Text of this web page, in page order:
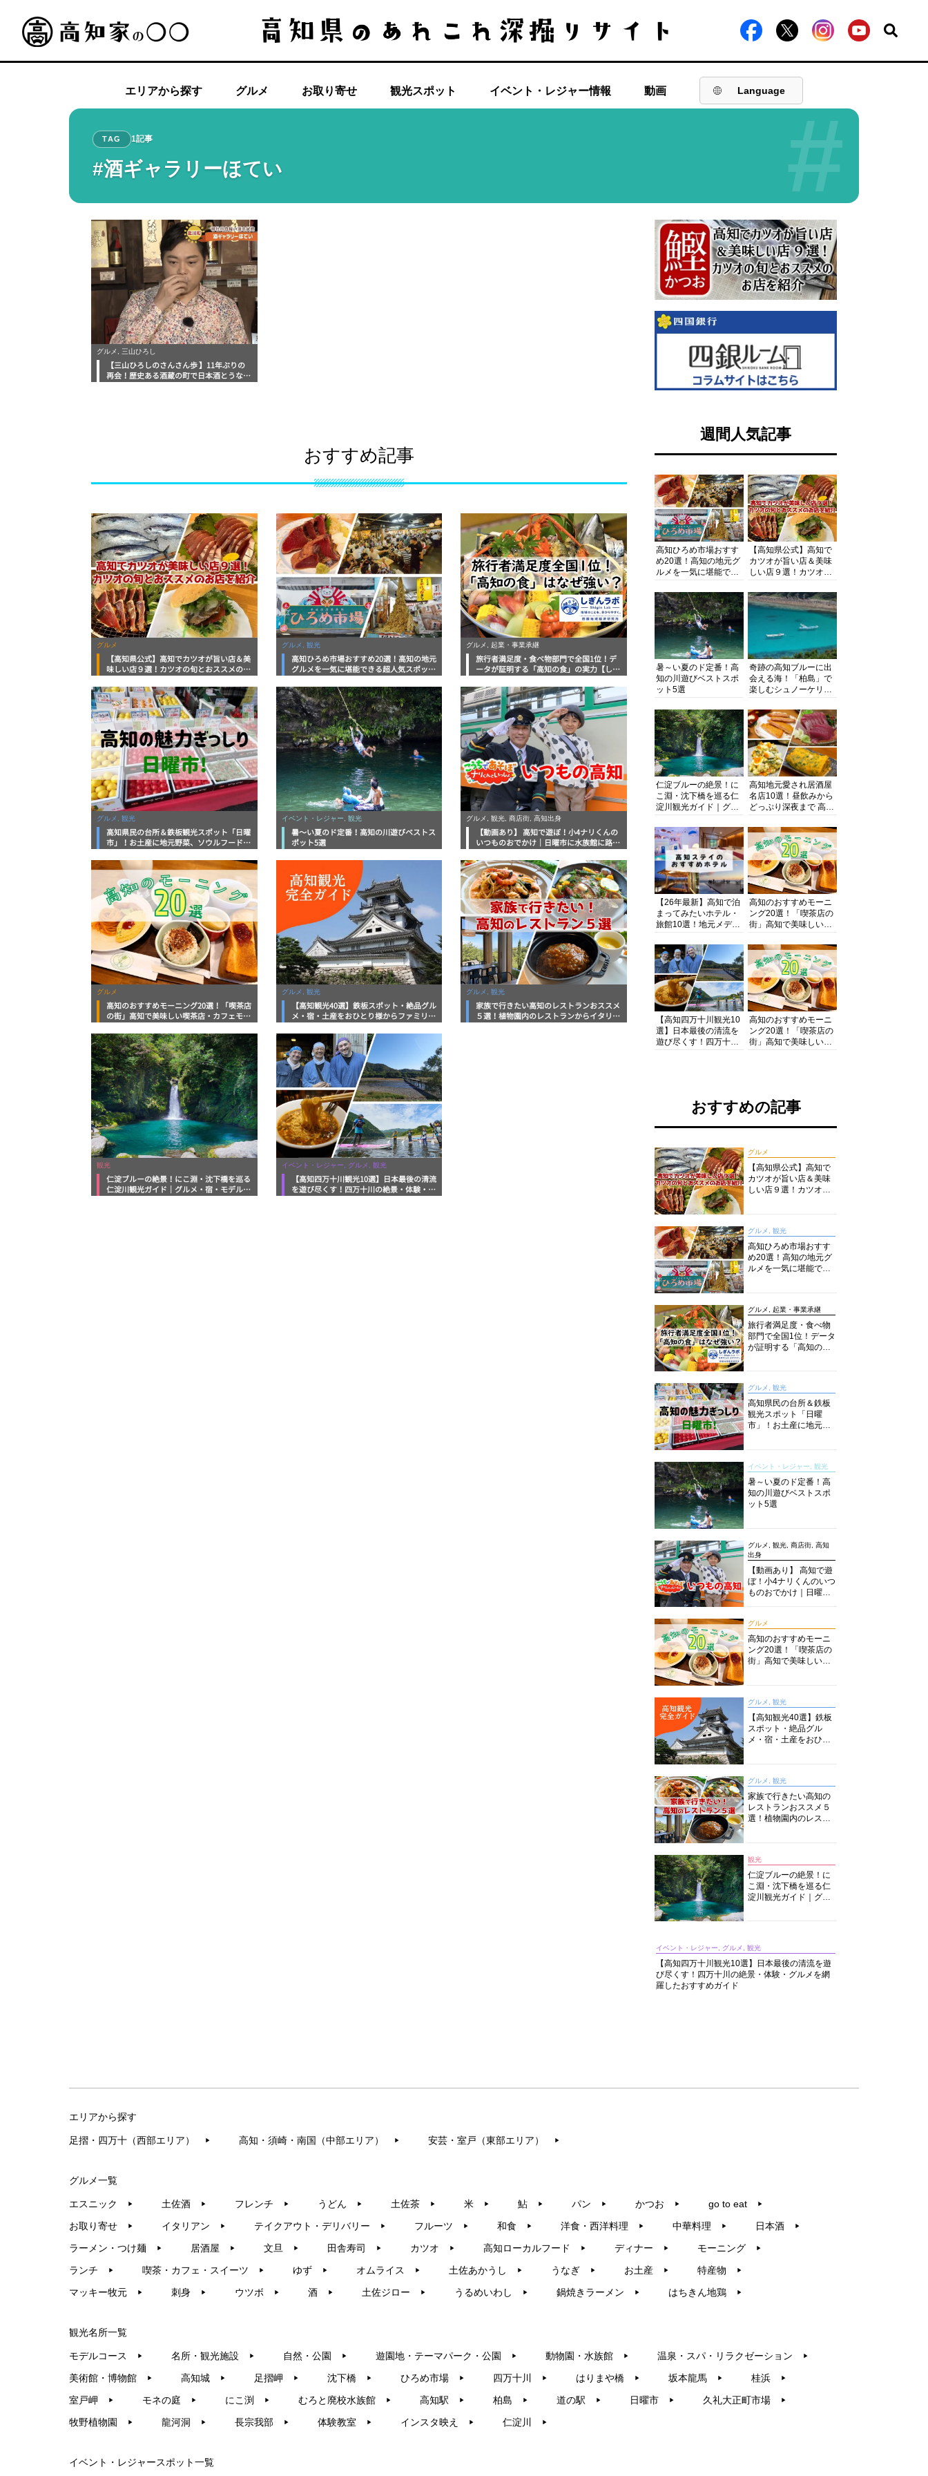
エリアから探す グルメ お取り寄せ 観光スポット イベント・レジャー情報 動画 Language
#
TAG 1記事
#酒ギャラリーほてい
グルメ, 三山ひろし
【三山ひろしのさんさん歩 】11年ぶりの
再会！歴史ある酒蔵の町で日本酒とうなぎ
おすすめ記事
グルメ
【高知県公式】高知でカツオが旨い店＆美
味しい店９選！カツオの旬とおススメのお
グルメ, 観光
高知ひろめ市場おすすめ20選！高知の地元
グルメを一気に堪能できる超人気スポット
グルメ, 起業・事業承継
旅行者満足度・食べ物部門で全国1位！デ
ータが証明する「高知の食」の実力【しぎ
グルメ, 観光
高知県民の台所＆鉄板観光スポット「日曜
市」！お土産に地元野菜、ソウルフードま
底解説！
イベント・レジャー, 観光
暑～い夏のド定番！高知の川遊びベストス
ポット5選
グルメ, 観光, 商店街, 高知出身
【動画あり】 高知で遊ぼ！小4ナリくんの
いつものおでかけ｜日曜市に水族館に路面
グルメ
高知のおすすめモーニング20選！「喫茶店
の街」高知で美味しい喫茶店・カフェモー
グルメ, 観光
【高知観光40選】鉄板スポット・絶品グル
メ・宿・土産をおひとり様からファミリー
グルメ, 観光
家族で行きたい高知のレストランおススメ
５選！植物園内のレストランからイタリア
観光
仁淀ブルーの絶景！にこ淵・沈下橋を巡る
仁淀川観光ガイド｜グルメ・宿・モデルコ
イベント・レジャー, グルメ, 観光
【高知四万十川観光10選】日本最後の清流
を遊び尽くす！四万十川の絶景・体験・グ
週間人気記事
高知ひろめ市場おすす
め20選！高知の地元グ
ルメを一気に堪能でき
底解剖
【高知県公式】高知で
カツオが旨い店＆美味
しい店９選！カツオの
紹介
暑～い夏のド定番！高
知の川遊びベストスポ
ット5選
奇跡の高知ブルーに出
会える海！「柏島」で
楽しむシュノーケリン
浴にキャンプまで透明
度抜群の海の楽園を徹
底紹介
仁淀ブルーの絶景！に
こ淵・沈下橋を巡る仁
淀川観光ガイド｜グル
まで完全網羅！
高知地元愛され居酒屋
名店10選！昼飲みから
どっぷり深夜まで 高知
知グルメPro】
【26年最新】高知で泊
まってみたいホテル・
旅館10選！地元メディ
厳選
高知のおすすめモーニ
ング20選！「喫茶店の
街」高知で美味しい喫
グをいただきます！
【高知四万十川観光10
選】日本最後の清流を
遊び尽くす！四万十川
高知のおすすめモーニ
ング20選！「喫茶店の
街」高知で美味しい喫
おすすめの記事
グルメ
【高知県公式】高知で
カツオが旨い店＆美味
しい店９選！カツオの
グルメ, 観光
高知ひろめ市場おすす
め20選！高知の地元グ
ルメを一気に堪能でき
グルメ, 起業・事業承継
旅行者満足度・食べ物
部門で全国1位！データ
が証明する「高知の
グルメ, 観光
高知県民の台所＆鉄板
観光スポット「日曜
市」！お土産に地元野
説！
イベント・レジャー, 観光
暑～い夏のド定番！高
知の川遊びベストスポ
ット5選
グルメ, 観光, 商店街, 高知
出身
【動画あり】 高知で遊
ぼ！小4ナリくんのいつ
ものおでかけ｜日曜市
グルメ
高知のおすすめモーニ
ング20選！「喫茶店の
街」高知で美味しい喫
グルメ, 観光
【高知観光40選】鉄板
スポット・絶品グル
メ・宿・土産をおひと
グルメ, 観光
家族で行きたい高知の
レストランおススメ５
選！植物園内のレスト
観光
仁淀ブルーの絶景！に
こ淵・沈下橋を巡る仁
淀川観光ガイド｜グル
イベント・レジャー, グルメ, 観光
【高知四万十川観光10選】日本最後の清流を遊
び尽くす！四万十川の絶景・体験・グルメを網
羅したおすすめガイド
エリアから探す
足摺・四万十（西部エリア） ▶︎ 高知・須崎・南国（中部エリア） ▶︎ 安芸・室戸（東部エリア） ▶︎
グルメ一覧
エスニック ▶︎ 土佐酒 ▶︎ フレンチ ▶︎ うどん ▶︎ 土佐茶 ▶︎ 米 ▶︎ 鮎 ▶︎ パン ▶︎ かつお ▶︎ go to eat ▶︎
お取り寄せ ▶︎ イタリアン ▶︎ テイクアウト・デリバリー ▶︎ フルーツ ▶︎ 和食 ▶︎ 洋食・西洋料理 ▶︎ 中華料理 ▶︎ 日本酒 ▶︎
ラーメン・つけ麺 ▶︎ 居酒屋 ▶︎ 文旦 ▶︎ 田舎寿司 ▶︎ カツオ ▶︎ 高知ローカルフード ▶︎ ディナー ▶︎ モーニング ▶︎
ランチ ▶︎ 喫茶・カフェ・スイーツ ▶︎ ゆず ▶︎ オムライス ▶︎ 土佐あかうし ▶︎ うなぎ ▶︎ お土産 ▶︎ 特産物 ▶︎
マッキー牧元 ▶︎ 刺身 ▶︎ ウツボ ▶︎ 酒 ▶︎ 土佐ジロー ▶︎ うるめいわし ▶︎ 鍋焼きラーメン ▶︎ はちきん地鶏 ▶︎
観光名所一覧
モデルコース ▶︎ 名所・観光施設 ▶︎ 自然・公園 ▶︎ 遊園地・テーマパーク・公園 ▶︎ 動物園・水族館 ▶︎ 温泉・スパ・リラクゼーション ▶︎
美術館・博物館 ▶︎ 高知城 ▶︎ 足摺岬 ▶︎ 沈下橋 ▶︎ ひろめ市場 ▶︎ 四万十川 ▶︎ はりまや橋 ▶︎ 坂本龍馬 ▶︎ 桂浜 ▶︎
室戸岬 ▶︎ モネの庭 ▶︎ にこ渕 ▶︎ むろと廃校水族館 ▶︎ 高知駅 ▶︎ 柏島 ▶︎ 道の駅 ▶︎ 日曜市 ▶︎ 久礼大正町市場 ▶︎
牧野植物園 ▶︎ 龍河洞 ▶︎ 長宗我部 ▶︎ 体験教室 ▶︎ インスタ映え ▶︎ 仁淀川 ▶︎
イベント・レジャースポット一覧